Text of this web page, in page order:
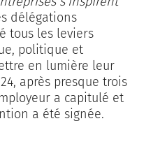
délégations
tous les leviers
politique et
en lumière leur
après presque trois
a capitulé et
a été signée.